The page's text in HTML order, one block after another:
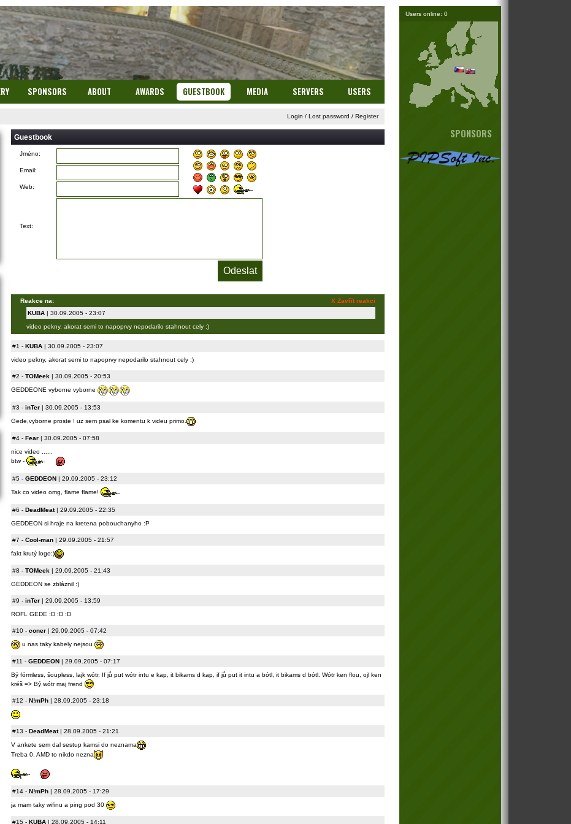
SPONSORS ABOUT AWARDS GUESTBOOK MEDIA SERVERS USERS
Login / Lost password / Register
Guestbook
Jméno:
Email:
Web:
Text:
X Zavřít reakci
Reakce na:
KUBA| 30.09.2005 - 23:07
video pekny, akorat semi to napoprvy nepodarilo stahnout cely :)
#1 - KUBA| 30.09.2005 - 23:07
video pekny, akorat semi to napoprvy nepodarilo stahnout cely :)
#2 - TOMeek| 30.09.2005 - 20:53
GEDDEONE vyborne vyborne
#3 - inTer| 30.09.2005 - 13:53
Gede,vyborne proste ! uz sem psal ke komentu k videu primo.
#4- Fear| 30.09.2005 - 07:58
nice video ......
btw -
#5- GEDDEON| 29.09.2005 - 23:12
Tak co video omg, flame flame!
#6 - DeadMeat| 29.09.2005 - 22:35
GEDDEON si hraje na kretena pobouchanyho :P
#7 - Cool-man| 29.09.2005 - 21:57
fakt krutý logo:)
#8 - TOMeek| 29.09.2005 - 21:43
GEDDEON se zbláznil :)
#9 - inTer| 29.09.2005 - 13:59
ROFL GEDE :D :D :D
#10- coner| 29.09.2005 - 07:42
u nas taky kabely nejsou
#11 - GEDDEON| 29.09.2005 - 07:17
Bý fórmless, šoupless, lajk wótr. If jů put wótr intu e kap, it bikams d kap, if jů put it intu a bótl, it bikams d bótl. Wótr ken flou, ojl ken
kréš => Bý wótr maj frend
#12 - N!mPh| 28.09.2005 - 23:18
#13 - DeadMeat| 28.09.2005 - 21:21
V ankete sem dal sestup kamsi do neznama
Treba 0. AMD to nikdo nezna
#14- N!mPh| 28.09.2005 - 17:29
ja mam taky wifinu a ping pod 30
#15- KUBA| 28.09.2005 - 14:11
Users online: 0
SPONSORS